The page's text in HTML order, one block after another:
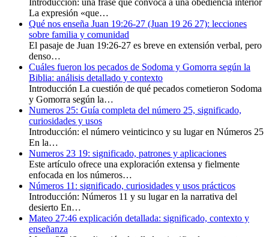
Introducción: una frase que convoca a una obediencia interior
La expresión «que…
Qué nos enseña Juan 19:26-27 (Juan 19 26 27): lecciones
sobre familia y comunidad
El pasaje de Juan 19:26-27 es breve en extensión verbal, pero
denso…
Cuáles fueron los pecados de Sodoma y Gomorra según la
Biblia: análisis detallado y contexto
Introducción La cuestión de qué pecados cometieron Sodoma
y Gomorra según la…
Numeros 25: Guía completa del número 25, significado,
curiosidades y usos
Introducción: el número veinticinco y su lugar en Números 25
En la…
Numeros 23 19: significado, patrones y aplicaciones
Este artículo ofrece una exploración extensa y fielmente
enfocada en los números…
Números 11: significado, curiosidades y usos prácticos
Introducción: Números 11 y su lugar en la narrativa del
desierto En…
Mateo 27:46 explicación detallada: significado, contexto y
enseñanza